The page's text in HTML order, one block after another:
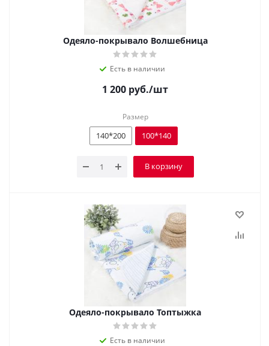
Одеяло-покрывало Волшебница
Есть в наличии
1 200 руб./шт
Размер
140*200 100*140
В корзину
Одеяло-покрывало Топтыжка
Есть в наличии